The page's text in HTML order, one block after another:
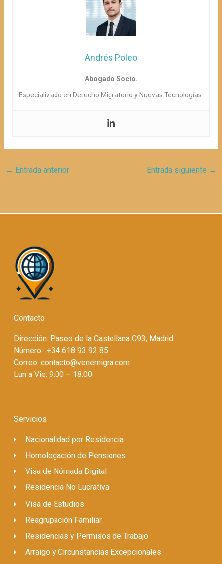
Andrés Poleo
Abogado Socio.
Especializado en Derecho Migratorio y Nuevas Tecnologías.
← Entrada anterior Entrada siguiente →
Contacto
Dirección: Paseo de la Castellana C93, Madrid
Número : +34 618 93 92 85
Correo: contacto@venemigra.com
Lun a Vie: 9.00 – 18:00
Servicios
Nacionalidad por Residencia
Homologación de Pensiones
Visa de Nómada Digital
Residencia No Lucrativa
Visa de Estudios
Reagrupación Familiar
Residencias y Permisos de Trabajo
Arraigo y Circunstancias Excepcionales